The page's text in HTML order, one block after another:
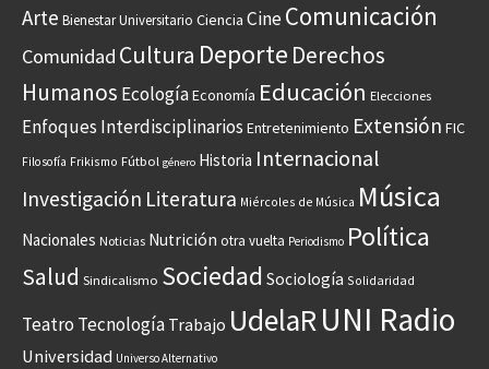
Arte Bienestar Universitario Ciencia CineComunicación
Comunidad Cultura Deporte Derechos
Humanos EcologíaEconomía Educación Elecciones
Enfoques Interdisciplinarios Entretenimiento Extensión FIC
Filosofía Frikismo Fútbol género Historia Internacional
Investigación Literatura Miércoles de Música Música
Nacionales Noticias Nutrición otra vuelta Periodismo Política
Salud Sindicalismo Sociedad Sociología Solidaridad
Teatro Tecnología Trabajo UdelaRUNI Radio
Universidad Universo Alternativo